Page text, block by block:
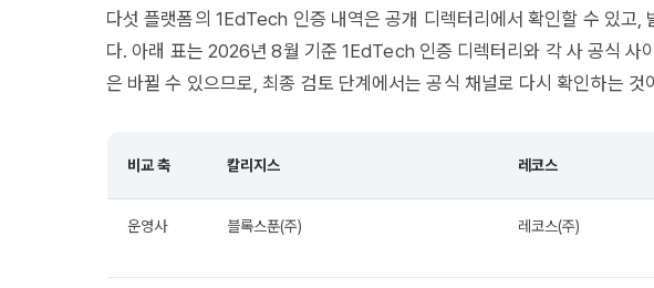
다섯 플랫폼의 1EdTech 인증 내역은 공개 디렉터리에서 확인할 수 있고,
다. 아래 표는 2026년 8월 기준 1EdTech 인증 디렉터리와 각 사 공식 사
은 바뀔 수 있으므로, 최종 검토 단계에서는 공식 채널로 다시 확인하는 것
비교 축 칼리지스 레코스
운영사 블록스푼(주) 레코스(주)